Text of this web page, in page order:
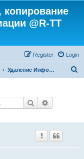
копирование
@R-TT
Login
Register
Удаление Информации с Диска
Search